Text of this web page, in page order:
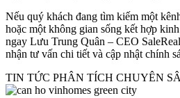
Nếu quý khách đang tìm kiếm một
hoặc một không gian sống kết hợp
ngay Lưu Trung Quân – CEO
nhận tư vấn chi tiết và cập nhật chính
TIN TỨC PHÂN TÍCH CHUYÊN